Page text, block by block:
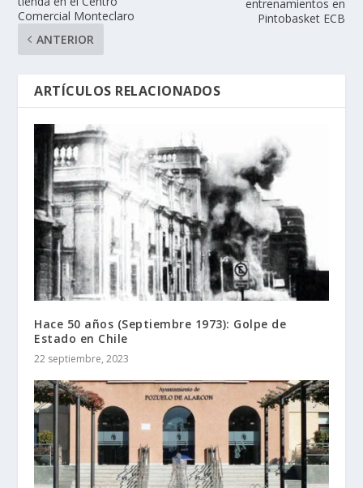
Comercial Monteclaro
ANTERIOR
entrenamientos en
Pintobasket ECB
ARTÍCULOS RELACIONADOS
Hace 50 años (Septiembre 1973): Golpe de
Estado en Chile
22 septiembre, 2023